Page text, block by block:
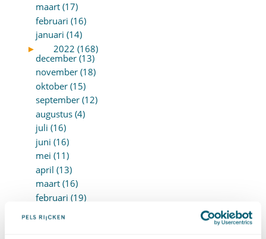
maart (17)
februari (16)
januari (14)
►
2022 (168)
december (13)
november (18)
oktober (15)
september (12)
augustus (4)
juli (16)
juni (16)
mei (11)
april (13)
maart (16)
februari (19)